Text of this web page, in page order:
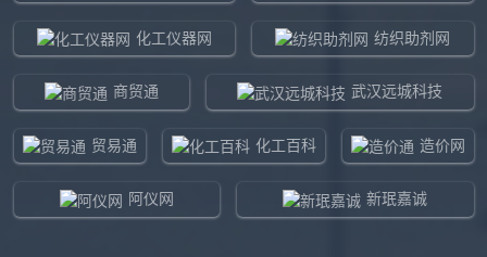
化工仪器网 纺织助剂网
商贸通 武汉远城科技
贸易通 化工百科 造价网
阿仪网 新珉嘉诚